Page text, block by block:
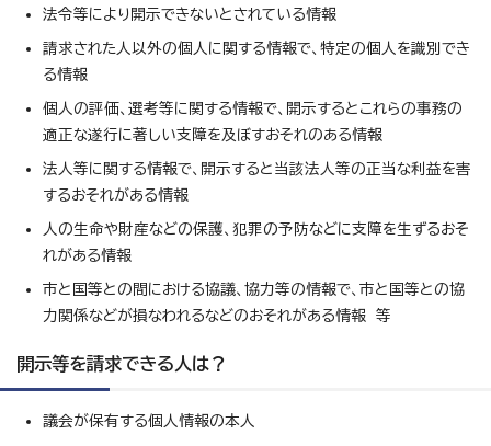
法令等により開示できないとされている情報
請求された人以外の個人に関する情報で、特定の個人を識別でき
る情報
個人の評価、選考等に関する情報で、開示するとこれらの事務の
適正な遂行に著しい支障を及ぼすおそれのある情報
法人等に関する情報で、開示すると当該法人等の正当な利益を害
するおそれがある情報
人の生命や財産などの保護、犯罪の予防などに支障を生ずるおそ
れがある情報
市と国等との間における協議、協力等の情報で、市と国等との協
力関係などが損なわれるなどのおそれがある情報 等
開示等を請求できる人は？
議会が保有する個人情報の本人